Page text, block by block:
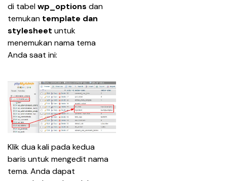
di tabel wp_options dan
temukan template dan
stylesheet untuk
menemukan nama tema
Anda saat ini:
Klik dua kali pada kedua
baris untuk mengedit nama
tema. Anda dapat